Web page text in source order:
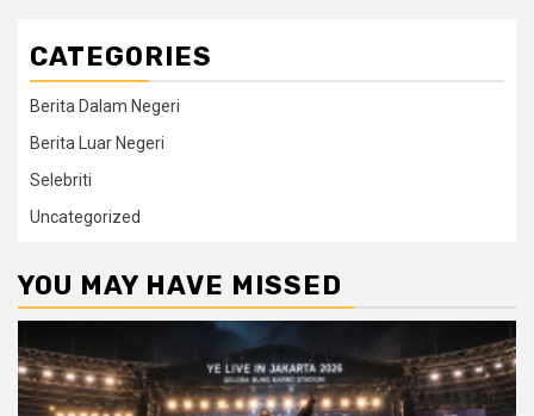
CATEGORIES
Berita Dalam Negeri
Berita Luar Negeri
Selebriti
Uncategorized
YOU MAY HAVE MISSED